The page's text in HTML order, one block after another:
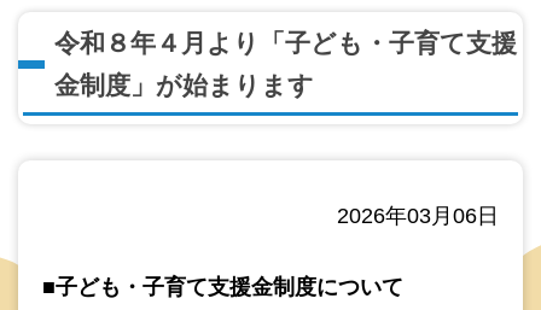
令和８年４月より「子ども・子育て支援
金制度」が始まります
2026年03月06日
■子ども・子育て支援金制度について